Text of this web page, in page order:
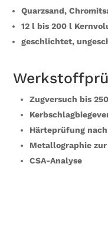
Quarzsand,
12 l bis 200 l
geschlichtet,
Zugversuch bis
Härteprüfung
Metallographie
CSA-Analyse